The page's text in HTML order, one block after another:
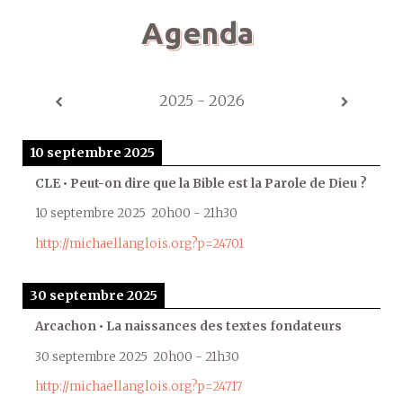
Agenda
2025 - 2026
10 septembre 2025
CLE • Peut-on dire que la Bible est la Parole de Dieu ?
10 septembre 2025 20h00 - 21h30
http://michaellanglois.org?p=24701
30 septembre 2025
Arcachon • La naissances des textes fondateurs
30 septembre 2025 20h00 - 21h30
http://michaellanglois.org?p=24717